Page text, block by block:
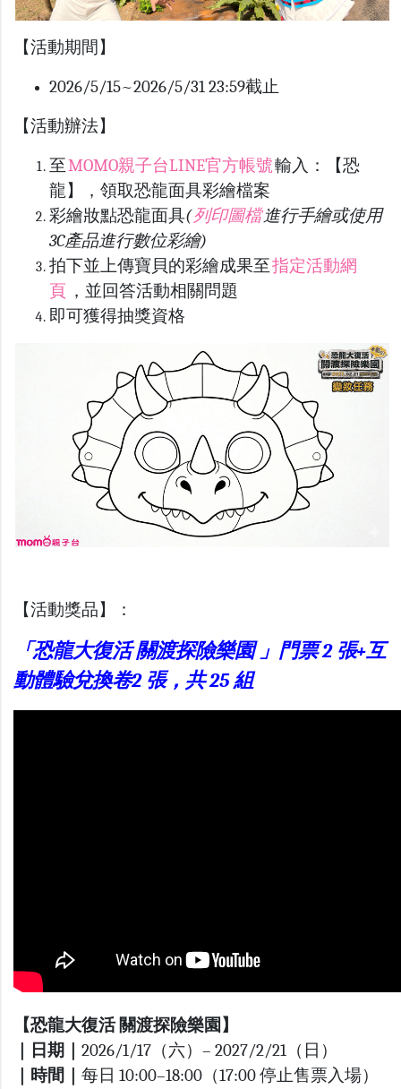
【活動期間】
2026/5/15~2026/5/31 23:59截止
【活動辦法】
至MOMO親子台LINE官方帳號輸入：【恐
龍】，領取恐龍面具彩繪檔案
彩繪妝點恐龍面具(列印圖檔進行手繪或使用
3C產品進行數位彩繪)
拍下並上傳寶貝的彩繪成果至指定活動網
頁 ，並回答活動相關問題
即可獲得抽獎資格
【活動獎品】：
「恐龍大復活 關渡探險樂園 」門票 2 張+互
動體驗兌換卷2 張，共 25 組
【恐龍大復活 關渡探險樂園】
｜日期｜ 2026/1/17（六）– 2027/2/21（日）
｜時間｜ 每日 10:00–18:00（17:00 停止售票入場）